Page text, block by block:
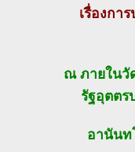
เรื่องกา
ณ ภายในวั
รัฐอุตตร
อานันท